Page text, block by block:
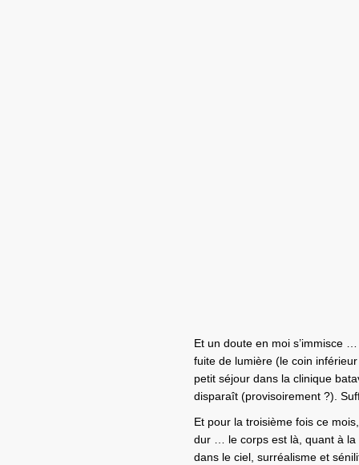
Et un doute en moi s’immisce
fuite de lumière (le coin
petit séjour dans la clinique
disparaît (provisoirement ?).
Et pour la troisième fois ce
dur … le corps est là, quant à la
dans le ciel, surréalisme et